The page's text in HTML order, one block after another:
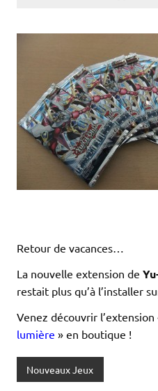
Retour de vacances…
La nouvelle extension de
restait plus qu’à l’installer
Venez découvrir l’extension
lumière » en boutique !
Nouveaux Jeux